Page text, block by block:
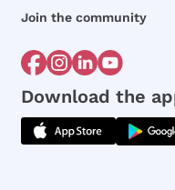
Join the community
Download the